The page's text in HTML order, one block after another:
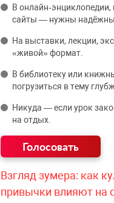
В
сайты — нужны
На выставки, лекции,
«живой» формат.
В библиотеку или
погрузиться в тему
Никуда — если урок
на отдых.
Взгляд зумера: как
привычки влияют на